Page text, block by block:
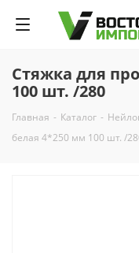
Стяжка для
100 шт. /280
Главная - Каталог -
белая 4*250 мм 100 шт. /